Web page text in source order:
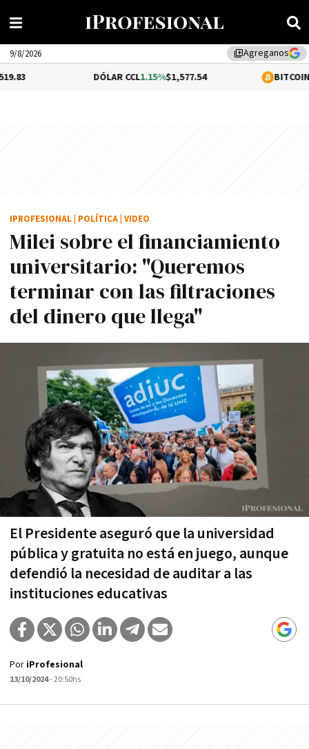
library_addAgreganos
9/8/2026
1.15%$1,577.54 -0.18%
Milei sobre el financiamiento
universitario: "Queremos
terminar con las filtraciones
del dinero que llega"
El Presidente aseguró que la universidad
pública y gratuita no está en juego, aunque
defendió la necesidad de auditar a las
instituciones educativas
IPROFESIONAL POLÍTICA VIDEO
Por iProfesional
13/10/2024- 20:50hs